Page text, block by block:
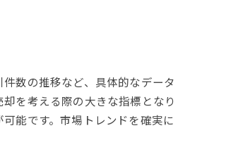
数の推移など、具体的なデータ
を考える際の大きな指標となり
能です。市場トレンドを確実に